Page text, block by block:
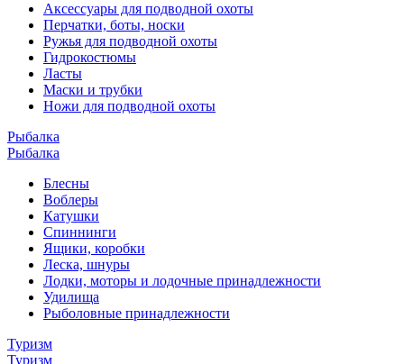
Аксессуары для подводной охоты
Перчатки, боты, носки
Ружья для подводной охоты
Гидрокостюмы
Ласты
Маски и трубки
Ножи для подводной охоты
Рыбалка
Рыбалка
Блесны
Воблеры
Катушки
Спиннинги
Ящики, коробки
Леска, шнуры
Лодки, моторы и лодочные принадлежности
Удилища
Рыболовные принадлежности
Туризм
Туризм